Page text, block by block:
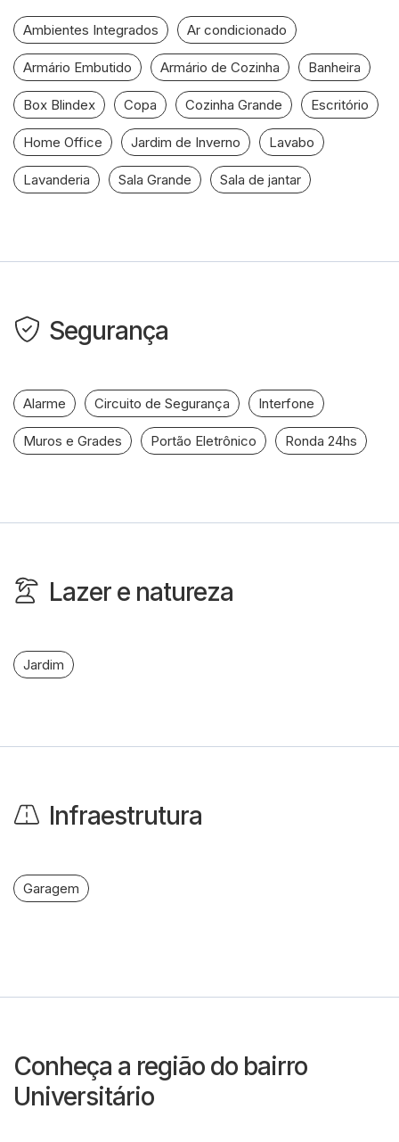
Ambientes Integrados Ar condicionado
Armário Embutido Armário de Cozinha Banheira
Box Blindex Copa Cozinha Grande Escritório
Home Office Jardim de Inverno Lavabo
Lavanderia Sala Grande Sala de jantar
Segurança
Alarme Circuito de Segurança Interfone
Muros e Grades Portão Eletrônico Ronda 24hs
Lazer e natureza
Jardim
Infraestrutura
Garagem
Conheça a região do bairro
Universitário